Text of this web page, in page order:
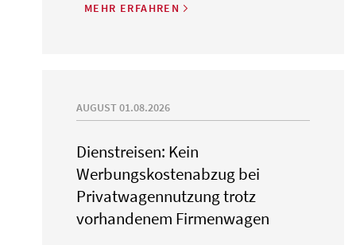
MEHR ERFAHREN
AUGUST 01.08.2026
Dienstreisen: Kein
Werbungskostenabzug bei
Privatwagennutzung trotz
vorhandenem Firmenwagen